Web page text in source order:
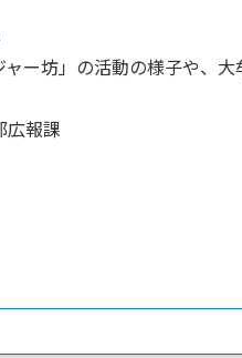
ャー坊」の活動の様子や、
報課